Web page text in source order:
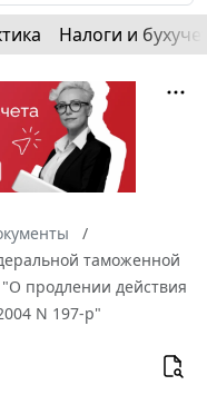
Налоги и
таможенной
продлении действия
N 197-р"